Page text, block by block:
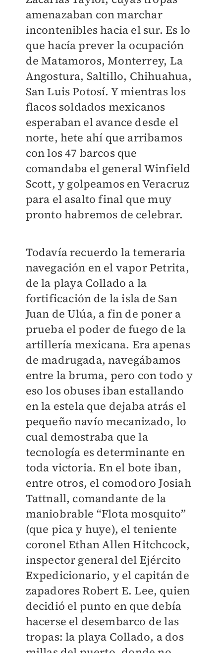
amenazaban con marchar
incontenibles hacia el sur. Es lo
que hacía prever la ocupación
de Matamoros, Monterrey, La
Angostura, Saltillo, Chihuahua,
San Luis Potosí. Y mientras los
flacos soldados mexicanos
esperaban el avance desde el
norte, hete ahí que arribamos
con los 47 barcos que
comandaba el general Winfield
Scott, y golpeamos en Veracruz
para el asalto final que muy
pronto habremos de celebrar.
Todavía recuerdo la temeraria
navegación en el vapor Petrita,
de la playa Collado a la
fortificación de la isla de San
Juan de Ulúa, a fin de poner a
prueba el poder de fuego de la
artillería mexicana. Era apenas
de madrugada, navegábamos
entre la bruma, pero con todo y
eso los obuses iban estallando
en la estela que dejaba atrás el
pequeño navío mecanizado, lo
cual demostraba que la
tecnología es determinante en
toda victoria. En el bote iban,
entre otros, el comodoro Josiah
Tattnall, comandante de la
maniobrable “Flota mosquito”
(que pica y huye), el teniente
coronel Ethan Allen Hitchcock,
inspector general del Ejército
Expedicionario, y el capitán de
zapadores Robert E. Lee, quien
decidió el punto en que debía
hacerse el desembarco de las
tropas: la playa Collado, a dos